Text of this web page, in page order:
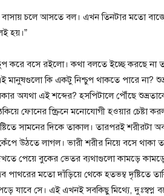
চলে আসতে বল। এখন তিনটার মতো বাজে।
হয়।”
করে বসে রইলো। কথা বলতে ইচ্ছে করছে না
মানুষগুলো কি একটু নিশ্চুপ থাকতে পারে না?
অযথা এই শব্দের? হসপিটালে পৌঁছে
ফোনের স্ক্রিনে মনোযোগী হওয়ার চেষ্টা
সামনের দিকে তাকাল। তারপরই
কেঁপে উঠতে লাগল। ভারী শরীর নিয়ে বসে
পেয়ে বুকের ভেতর ব্যথাগুলো কামড়ে
পাথরের মতো দাঁড়িয়ে থেকে হতভম্ব দৃষ্টিতে
যাবে সে। এই এখনই সবকিছু মিথ্যে, দুঃস্বপ্ন